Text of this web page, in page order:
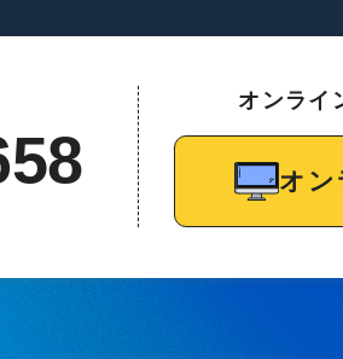
オンライ
オン